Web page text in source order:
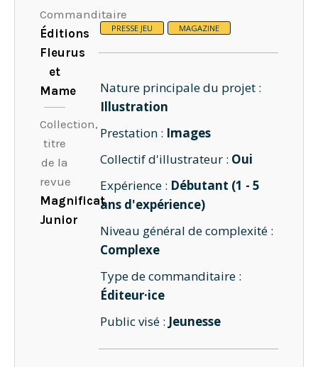
Commanditaire
Éditions
Fleurus
et
Mame
Collection,
titre
de la
revue
Magnificat
Junior
PRESSE JEU MAGAZINE
Nature principale du projet :
Illustration
Prestation : Images
Collectif d'illustrateur : Oui
Expérience : Débutant (1 - 5
ans d'expérience)
Niveau général de complexité :
Complexe
Type de commanditaire :
Éditeur·ice
Public visé : Jeunesse